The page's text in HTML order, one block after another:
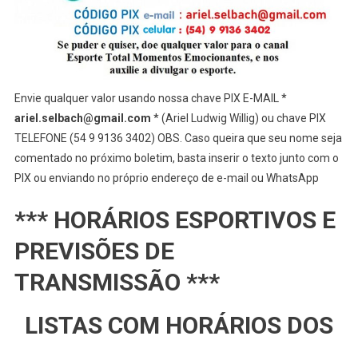
Envie qualquer valor usando nossa chave PIX E-MAIL *
ariel.selbach@gmail.com * (Ariel Ludwig Willig) ou chave PIX
TELEFONE (54 9 9136 3402) OBS. Caso queira que seu nome seja
comentado no próximo boletim, basta inserir o texto junto com o
PIX ou enviando no próprio endereço de e-mail ou WhatsApp
*** HORÁRIOS ESPORTIVOS E
PREVISÕES DE
TRANSMISSÃO ***
LISTAS COM HORÁRIOS DOS